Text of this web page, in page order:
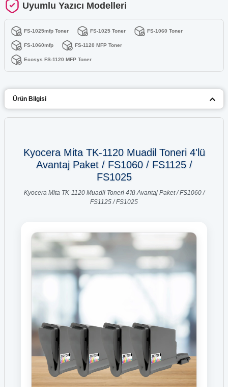
Uyumlu Yazıcı Modelleri
FS-1025mfp Toner FS-1025 Toner FS-1060 Toner
FS-1060mfp FS-1120 MFP Toner
Ecosys FS-1120 MFP Toner
Ürün Bilgisi
Kyocera Mita TK-1120 Muadil Toneri 4'lü
Avantaj Paket / FS1060 / FS1125 /
FS1025
Kyocera Mita TK-1120 Muadil Toneri 4'lü Avantaj Paket / FS1060 /
FS1125 / FS1025